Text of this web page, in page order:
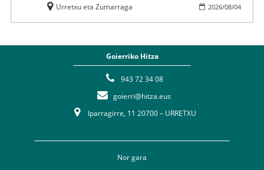
2026/08/04
Urretxu eta Zumarraga
Goierriko Hitza
943 72 34 08
goierri@hitza.eus
Iparragirre, 11 20700 – URRETXU
Nor gara